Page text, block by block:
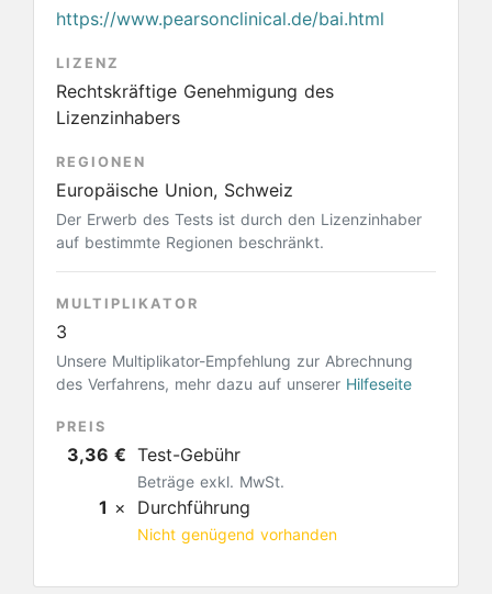
https://www.pearsonclinical.de/bai.html
LIZENZ
Rechtskräftige Genehmigung des
Lizenzinhabers
REGIONEN
Europäische Union, Schweiz
Der Erwerb des Tests ist durch den Lizenzinhaber
auf bestimmte Regionen beschränkt.
MULTIPLIKATOR
3
Unsere Multiplikator-Empfehlung zur Abrechnung
des Verfahrens, mehr dazu auf unserer Hilfeseite
PREIS
3,36 € Test-Gebühr
Beträge exkl. MwSt.
1 × Durchführung
Nicht genügend vorhanden